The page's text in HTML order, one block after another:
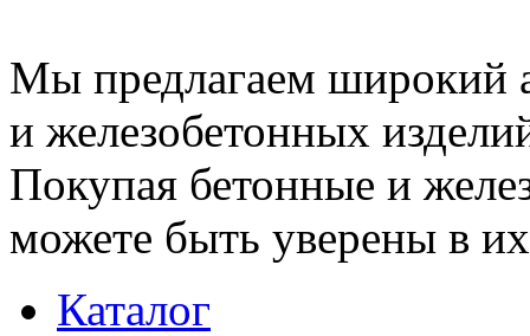
Мы предлагаем широкий
и железобетонных
Покупая бетонные и
можете быть уверены в их
Каталог